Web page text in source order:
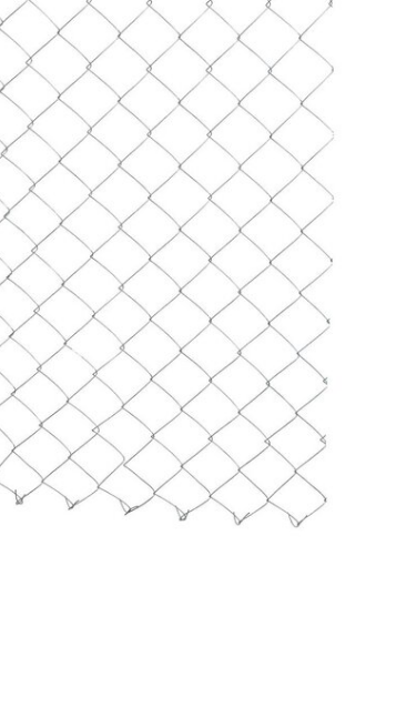
Tapis en roseaux
Clôture électriques
Fil de barbelé
Filets de protection jardin